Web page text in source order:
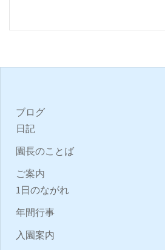
ブログ
日記
園長のことば
ご案内
1日のながれ
年間行事
入園案内